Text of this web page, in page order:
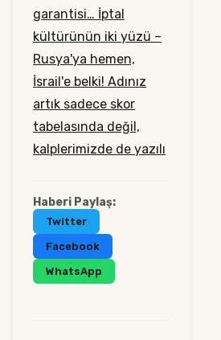
garantisi… İptal
kültürünün iki yüzü –
Rusya'ya hemen,
İsrail'e belki! Adınız
artık sadece skor
tabelasında değil,
kalplerimizde de yazılı
Haberi Paylaş:
Twitter
Facebook
WhatsApp